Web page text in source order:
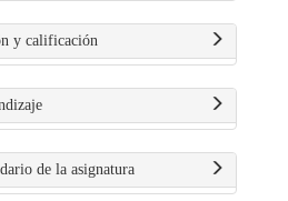
y calificación
de la asignatura